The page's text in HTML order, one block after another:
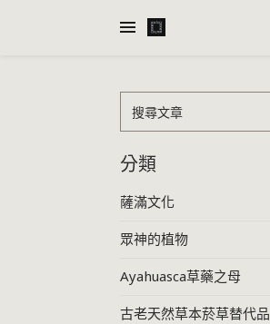
搜尋文章
分類
薩滿文化
眾神的植物
Ayahuasca草藥之母
古老天然草本菸草替代品